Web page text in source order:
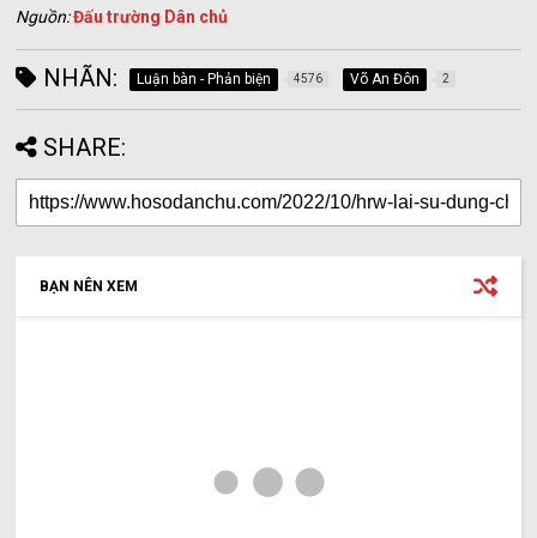
Nguồn:Đấu trường Dân chủ
NHÃN: Luận bàn - Phản biện 4576 Võ An Đôn 2
SHARE:
BẠN NÊN XEM